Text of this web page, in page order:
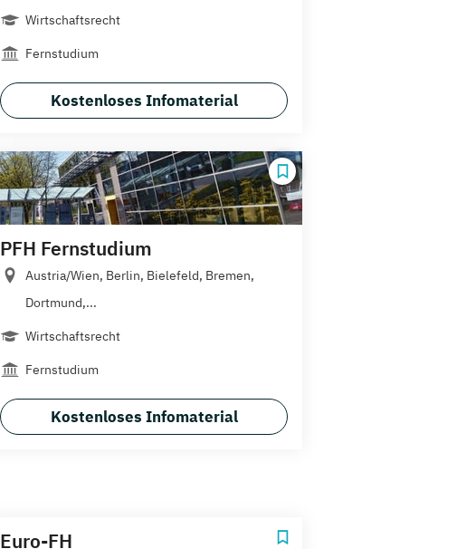
Wirtschaftsrecht
Fernstudium
Kostenloses Infomaterial
PFH Fernstudium
Austria/Wien, Berlin, Bielefeld, Bremen,
Dortmund,...
Wirtschaftsrecht
Fernstudium
Kostenloses Infomaterial
Euro-FH